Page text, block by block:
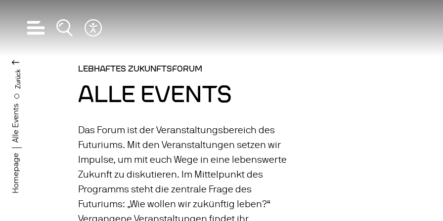
Hauptnavigation öffnen
Suche öffnen
Homepage
Alle Events
Zurück LEBHAFTES ZUKUNFTSFORUM
ALLE EVENTS
Das Forum ist der Veranstaltungsbereich des
Futuriums. Mit den Veranstaltungen setzen wir
Impulse, um mit euch Wege in eine lebenswerte
Zukunft zu diskutieren. Im Mittelpunkt des
Programms steht die zentrale Frage des
Futuriums: „Wie wollen wir zukünftig leben?“
Vergangene Veranstaltungen findet ihr